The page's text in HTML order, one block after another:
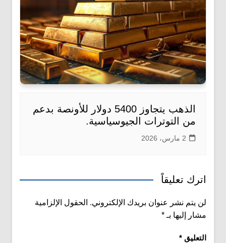
الذهب يتجاوز 5400 دولار للأونصة بدعم
من التوترات الجيوسياسية.
2 مارس، 2026
اترك تعليقاً
لن يتم نشر عنوان بريدك الإلكتروني. الحقول الإلزامية
مشار إليها بـ *
التعليق *